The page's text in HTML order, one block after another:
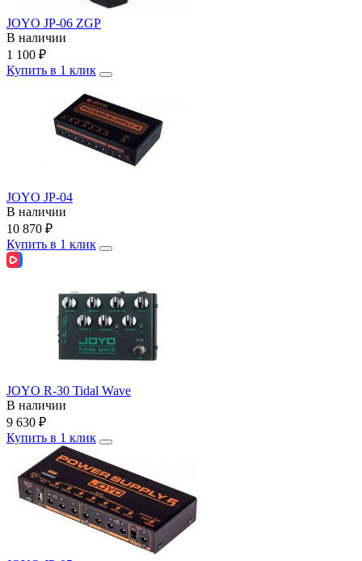
JOYO JP-06 ZGP
В наличии
1 100 ₽
Купить в 1 клик
JOYO JP-04
В наличии
10 870 ₽
Купить в 1 клик
JOYO R-30 Tidal Wave
В наличии
9 630 ₽
Купить в 1 клик